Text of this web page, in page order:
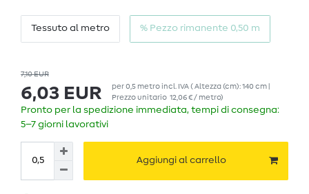
Tessuto al metro % Pezzo rimanente 0,50 m
7,10 EUR
6,03 EUR per0,5 metroincl. IVA( Altezza (cm): 140 cm |
Prezzo unitario 12,06 € / metro)
Pronto per la spedizione immediata, tempi di consegna:
5–7 giorni lavorativi
Aggiungi al carrello